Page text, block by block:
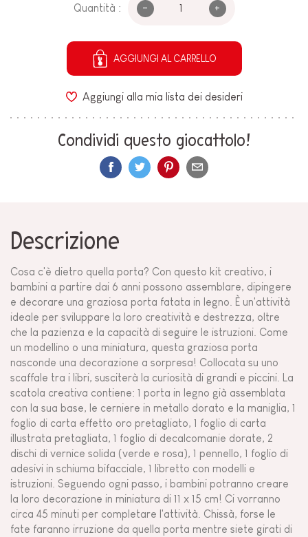
Quantità : - +
AGGIUNGI AL CARRELLO
Aggiungi alla mia lista dei desideri
Condividi questo giocattolo!
Descrizione
Cosa c'è dietro quella porta? Con questo kit creativo, i
bambini a partire dai 6 anni possono assemblare, dipingere
e decorare una graziosa porta fatata in legno. È un'attività
ideale per sviluppare la loro creatività e destrezza, oltre
che la pazienza e la capacità di seguire le istruzioni. Come
un modellino o una miniatura, questa graziosa porta
nasconde una decorazione a sorpresa! Collocata su uno
scaffale tra i libri, susciterà la curiosità di grandi e piccini. La
scatola creativa contiene: 1 porta in legno già assemblata
con la sua base, le cerniere in metallo dorato e la maniglia, 1
foglio di carta effetto oro pretagliato, 1 foglio di carta
illustrata pretagliata, 1 foglio di decalcomanie dorate, 2
dischi di vernice solida (verde e rosa), 1 pennello, 1 foglio di
adesivi in schiuma bifacciale, 1 libretto con modelli e
istruzioni. Seguendo ogni passo, i bambini potranno creare
la loro decorazione in miniatura di 11 x 15 cm! Ci vorranno
circa 45 minuti per completare l'attività. Chissà, forse le
fate faranno irruzione da quella porta mentre siete girati di